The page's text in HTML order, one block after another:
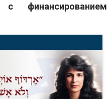
финансированием